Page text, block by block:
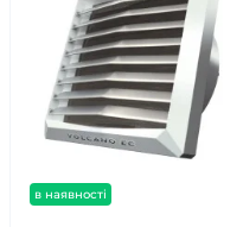
в наявності